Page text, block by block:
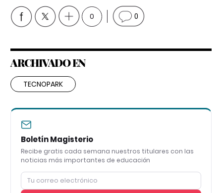
0 0
ARCHIVADO EN
TECNOPARK
Boletín Magisterio
Recibe gratis cada semana nuestros titulares con las
noticias más importantes de educación